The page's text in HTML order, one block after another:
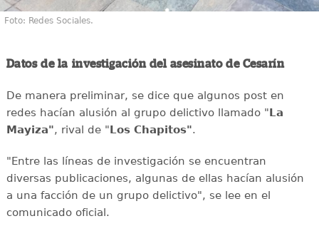
Foto: Redes Sociales.
Datos de la investigación del asesinato de Cesarín
De manera preliminar, se dice que algunos post en
redes hacían alusión al grupo delictivo llamado "La
Mayiza", rival de "Los Chapitos".
"Entre las líneas de investigación se encuentran
diversas publicaciones, algunas de ellas hacían alusión
a una facción de un grupo delictivo", se lee en el
comunicado oficial.